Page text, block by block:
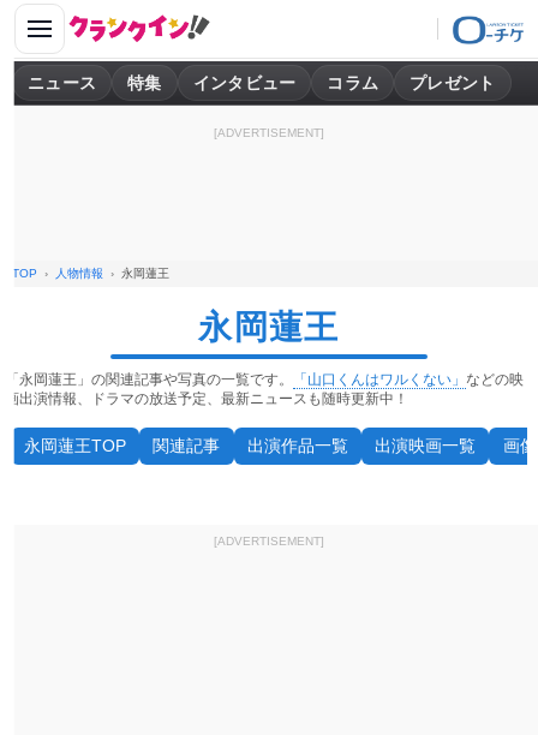
ニュース 特集 インタビュー コラム プレゼント
[ADVERTISEMENT]
TOP 人物情報 永岡蓮王
永岡蓮王
「永岡蓮王」の関連記事や写真の一覧です。 「山口くんはワルくない」 などの映
画出演情報、ドラマの放送予定、最新ニュースも随時更新中！
永岡蓮王TOP 関連記事 出演作品一覧 出演映画一覧 画
[ADVERTISEMENT]